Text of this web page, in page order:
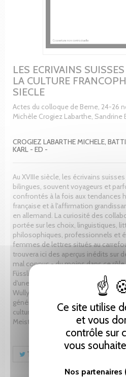
Ce site utilise
et vous
contrôle sur
vous
Nos partenaires
LES ECRIVAINS
LA CULTURE
SIECLE
Actes du colloque de Berne, 24-26
Michèle Crogiez Labarthe, Sandrine
CROGIEZ LABARTHE MICHELE,
KARL - ED -
Au XVIIIe siècle, les écrivains
bilingues, souvent voyageurs et
confrontés à la fois aux tendances
française et à l'affirmation
en allemand. La curiosité des
portée sur les choix, linguistiques,
philosophiques, professionnels et
femmes de lettres situés au
trouvera ici des aperçus inédits sur
mal connus - du moins dans ce rôle
Füssli, Salchli, Sinner de Ballaigues,
d'une certaine identité suisse,
Wullyamoz ; et enfin sur des
général que pour leur part active
culturel franco-alémanique, Bonnet,
Meister.
Tweet